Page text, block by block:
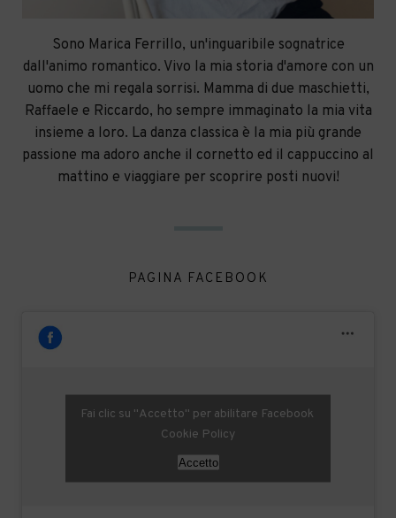
Sono Marica Ferrillo, un'inguaribile sognatrice
dall'animo romantico. Vivo la mia storia d'amore con un
uomo che mi regala sorrisi. Mamma di due maschietti,
Raffaele e Riccardo, ho sempre immaginato la mia vita
insieme a loro. La danza classica è la mia più grande
passione ma adoro anche il cornetto ed il cappuccino al
mattino e viaggiare per scoprire posti nuovi!
PAGINA FACEBOOK
Fai clic su "Accetto" per abilitare Facebook
Cookie Policy
Accetto